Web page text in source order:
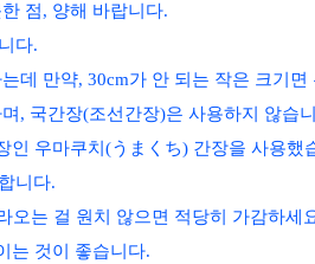
점, 양해 바랍니다.
다.
데 만약, 30cm가 안 되는 작은 크기
, 국간장(조선간장)은 사용하지 않습
인 우마쿠치(うまくち) 간장을 사용했
니다.
오는 걸 원치 않으면 적당히 가감하세
는 것이 좋습니다.